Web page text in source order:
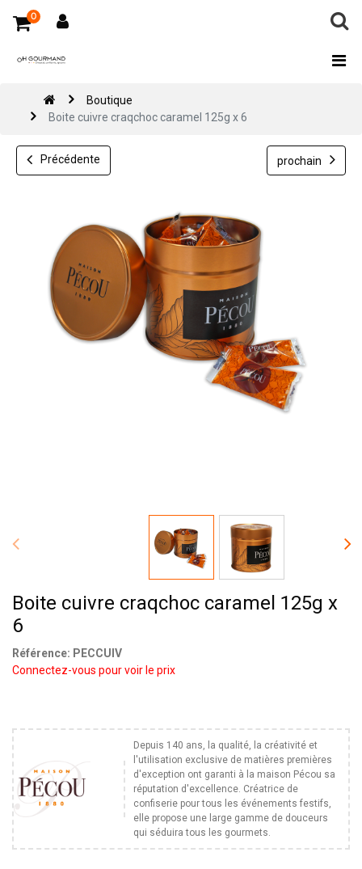
0
Boutique
Boite cuivre craqchoc caramel 125g x 6
Précédente prochain
Boite cuivre craqchoc caramel 125g x
6
Référence: PECCUIV
Connectez-vous pour voir le prix
Depuis 140 ans, la qualité, la créativité et
l'utilisation exclusive de matières premières
d'exception ont garanti à la maison Pécou sa
réputation d'excellence. Créatrice de
confiserie pour tous les événements festifs,
elle propose une large gamme de douceurs
qui séduira tous les gourmets.